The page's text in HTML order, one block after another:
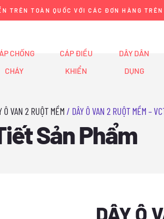
Nhảy
TRÊN TOÀN QUỐC VỚI CÁC ĐƠN HÀNG TRÊN
CHỐNG
CHÁY
CÁP ĐIỀU
KHIỂN
DÂY DÂN
DỤNG
Ô VAN 2 RUỘT MỀM / DÂY Ô VAN 2 RUỘT MỀM –
Sản Phẩm
DÂY Ô